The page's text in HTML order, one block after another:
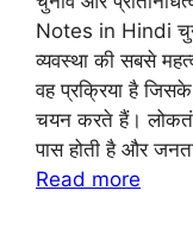
c
e
b
o
o
at
s
A
p
p
a
Notes in Hindi
व्यवस्था की सबसे
वह प्रक्रिया है
चयन करते हैं।
पास होती है और
Read more